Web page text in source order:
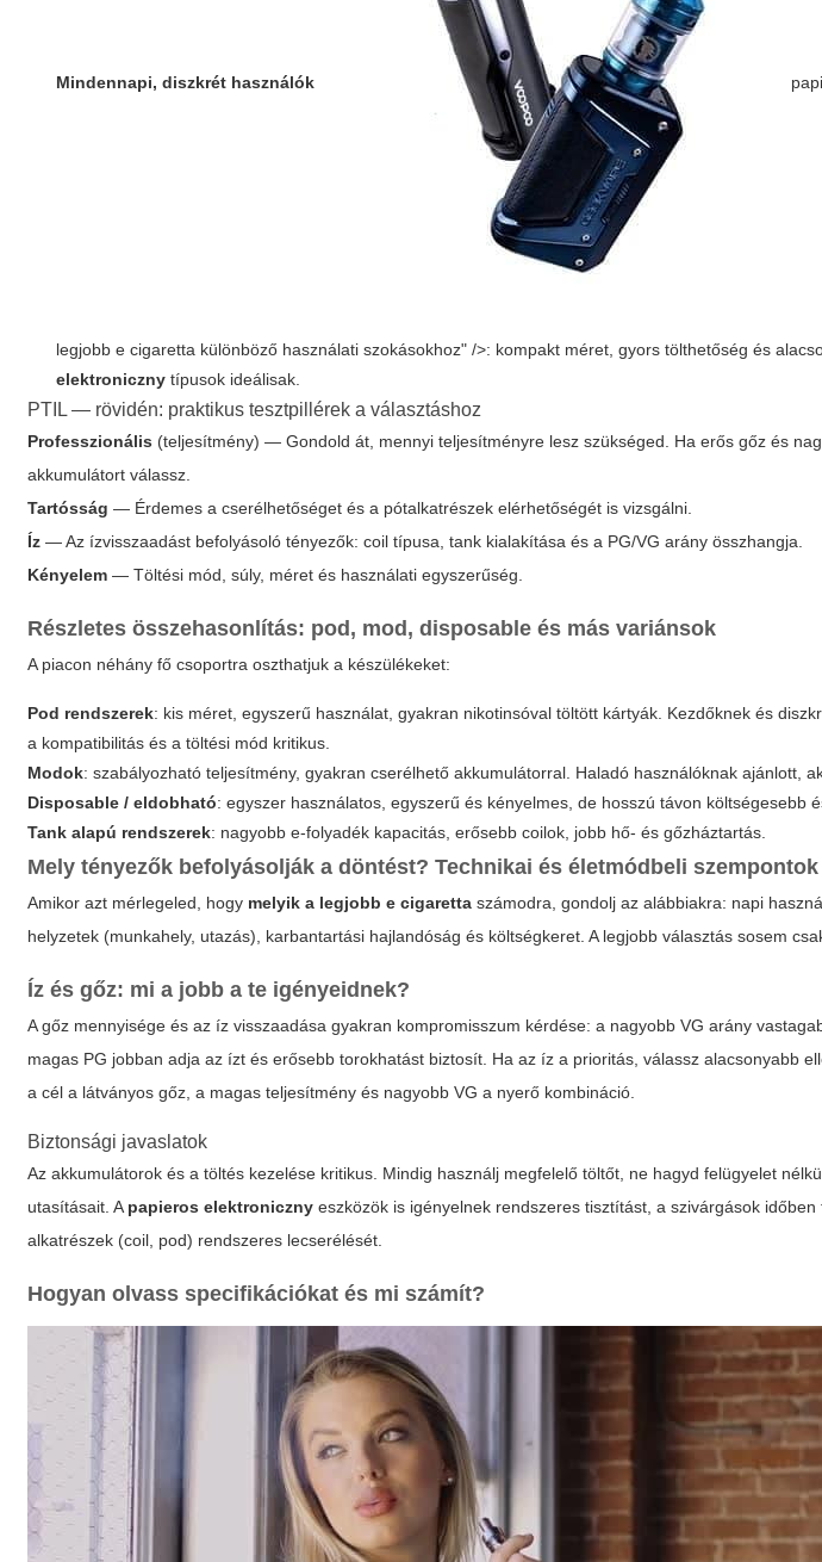
Mindennapi, diszkrét használók
legjobb e cigaretta különböző használati szokásokhoz" />: kompakt méret, gyors tölthetőség és
elektroniczny típusok ideálisak.
PTIL — rövidén: praktikus tesztpillérek a választáshoz
Professzionális (teljesítmény) — Gondold át, mennyi teljesítményre lesz szükséged. Ha erős gőz és
akkumulátort válassz.
Tartósság — Érdemes a cserélhetőséget és a pótalkatrészek elérhetőségét is vizsgálni.
Íz — Az ízvisszaadást befolyásoló tényezők: coil típusa, tank kialakítása és a PG/VG arány összhangja.
Kényelem — Töltési mód, súly, méret és használati egyszerűség.
Részletes összehasonlítás: pod, mod, disposable és más variánsok
A piacon néhány fő csoportra oszthatjuk a készülékeket:
Pod rendszerek: kis méret, egyszerű használat, gyakran nikotinsóval töltött kártyák. Kezdőknek és
a kompatibilitás és a töltési mód kritikus.
Modok: szabályozható teljesítmény, gyakran cserélhető akkumulátorral. Haladó használóknak ajánlott,
Disposable / eldobható: egyszer használatos, egyszerű és kényelmes, de hosszú távon költségesebb
Tank alapú rendszerek: nagyobb e-folyadék kapacitás, erősebb coilok, jobb hő- és gőzháztartás.
Mely tényezők befolyásolják a döntést? Technikai és életmódbeli szempontok
Amikor azt mérlegeled, hogy melyik a legjobb e cigaretta számodra, gondolj az alábbiakra: napi
helyzetek (munkahely, utazás), karbantartási hajlandóság és költségkeret. A legjobb választás sosem
Íz és gőz: mi a jobb a te igényeidnek?
A gőz mennyisége és az íz visszaadása gyakran kompromisszum kérdése: a nagyobb VG arány
magas PG jobban adja az ízt és erősebb torokhatást biztosít. Ha az íz a prioritás, válassz alacsonyabb
a cél a látványos gőz, a magas teljesítmény és nagyobb VG a nyerő kombináció.
Biztonsági javaslatok
Az akkumulátorok és a töltés kezelése kritikus. Mindig használj megfelelő töltőt, ne hagyd felügyelet
utasításait. A papieros elektroniczny eszközök is igényelnek rendszeres tisztítást, a szivárgások
alkatrészek (coil, pod) rendszeres lecserélését.
Hogyan olvass specifikációkat és mi számít?